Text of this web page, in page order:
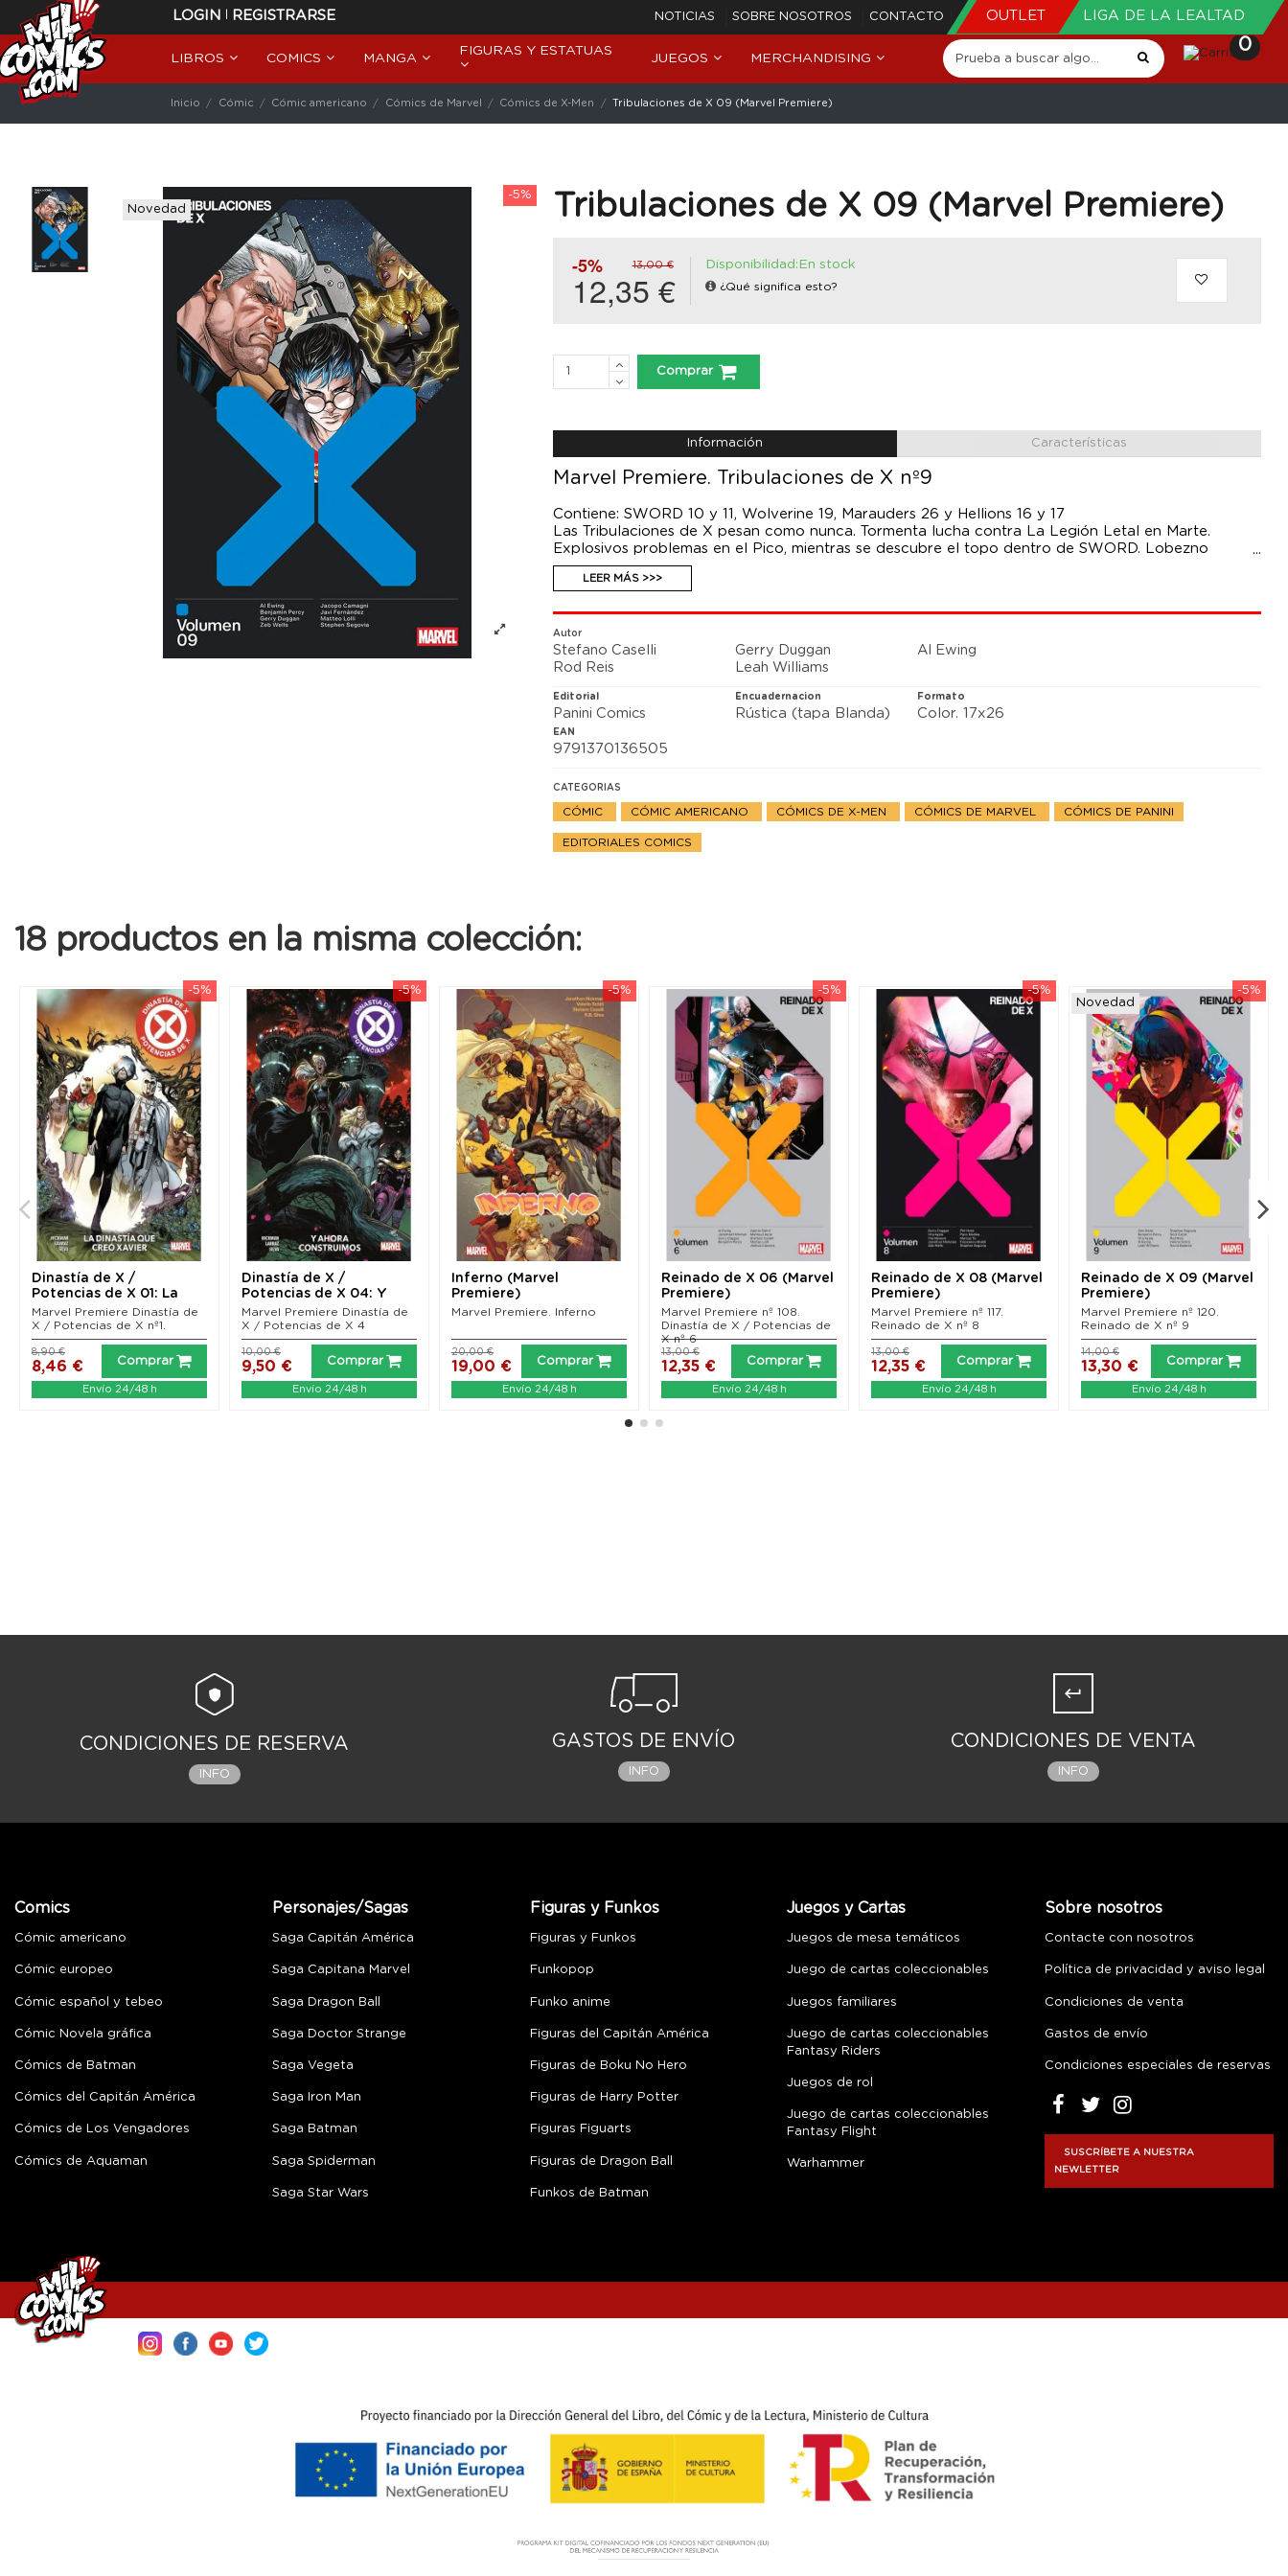
LOGIN | REGISTRARSE NOTICIAS SOBRE NOSOTROS CONTACTO OUTLET LIGA DE LA LEALTAD
LIBROS COMICS MANGA
FIGURAS Y ESTATUAS
JUEGOS MERCHANDISING
0
Inicio Cómic Cómic americano Cómics de Marvel Cómics de X-Men Tribulaciones de X 09 (Marvel Premiere)
-5%
Novedad
Tribulaciones de X 09 (Marvel Premiere)
-5% 13,00 €
12,35 €
Disponibilidad:En stock
¿Qué significa esto?
Comprar
Información Características
Marvel Premiere. Tribulaciones de X nº9
Contiene: SWORD 10 y 11, Wolverine 19, Marauders 26 y Hellions 16 y 17
Las Tribulaciones de X pesan como nunca. Tormenta lucha contra La Legión Letal en Marte.
Explosivos problemas en el Pico, mientras se descubre el topo dentro de SWORD. Lobezno
persigue al leviatán que se oculta en las profundidades de Krakoa. Los Merodeadores tienen sus
propios problemas... ¡con Fing Fang Foom! Y puede que Los Infernales se odien los unos a los
LEER MÁS >>>
Autor
Stefano Caselli Gerry Duggan
Al Ewing
Rod Reis
Leah Williams
Editorial
Panini Comics
Encuadernacion
Rústica (tapa Blanda)
Formato
Color. 17x26
EAN
9791370136505
CATEGORIAS
CÓMIC CÓMIC AMERICANO CÓMICS DE X-MEN CÓMICS DE MARVEL CÓMICS DE PANINI
EDITORIALES COMICS
18 productos en la misma colección:
-5%
Dinastía de X /
Potencias de X 01: La
dinastía que creó...
Marvel Premiere Dinastía de
X / Potencias de X nº1.
8,46 €
8,90 €
Comprar
Envío 24/48 h
-5%
Dinastía de X /
Potencias de X 04: Y
ahora construímos...
Marvel Premiere Dinastía de
X / Potencias de X 4
9,50 €
10,00 €
Comprar
Envío 24/48 h
-5%
Inferno (Marvel
Premiere)
Marvel Premiere. Inferno
19,00 €
20,00 €
Comprar
Envío 24/48 h
-5%
Reinado de X 06 (Marvel
Premiere)
Marvel Premiere nº 108.
Dinastía de X / Potencias de
X nº 6
12,35 €
13,00 €
Comprar
Envío 24/48 h
-5%
Reinado de X 08 (Marvel
Premiere)
Marvel Premiere nº 117.
Reinado de X nº 8
12,35 €
13,00 €
Comprar
Envío 24/48 h
-5%
Novedad
Reinado de X 09 (Marvel
Premiere)
Marvel Premiere nº 120.
Reinado de X nº 9
13,30 €
14,00 €
Comprar
Envío 24/48 h
CONDICIONES DE RESERVA
INFO
GASTOS DE ENVÍO
INFO
CONDICIONES DE VENTA
INFO
Comics
Cómic americano
Cómic europeo
Cómic español y tebeo
Cómic Novela gráfica
Cómics de Batman
Cómics del Capitán América
Cómics de Los Vengadores
Cómics de Aquaman
Personajes/Sagas
Saga Capitán América
Saga Capitana Marvel
Saga Dragon Ball
Saga Doctor Strange
Saga Vegeta
Saga Iron Man
Saga Batman
Saga Spiderman
Saga Star Wars
Figuras y Funkos
Figuras y Funkos
Funkopop
Funko anime
Figuras del Capitán América
Figuras de Boku No Hero
Figuras de Harry Potter
Figuras Figuarts
Figuras de Dragon Ball
Funkos de Batman
Juegos y Cartas
Juegos de mesa temáticos
Juego de cartas coleccionables
Juegos familiares
Juego de cartas coleccionables
Fantasy Riders
Juegos de rol
Juego de cartas coleccionables
Fantasy Flight
Warhammer
Sobre nosotros
Contacte con nosotros
Política de privacidad y aviso legal
Condiciones de venta
Gastos de envío
Condiciones especiales de reservas
SUSCRÍBETE A NUESTRA
NEWLETTER